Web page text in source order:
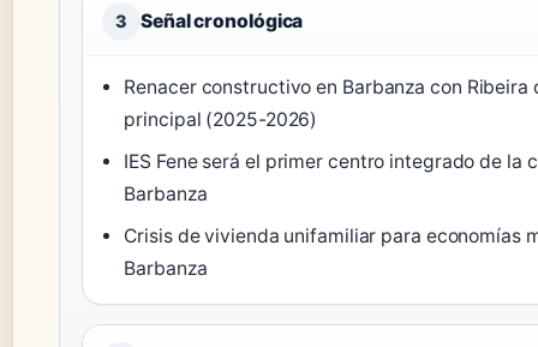
3 Señal cronológica
Renacer constructivo en Barbanza con Ribeira
principal (2025-2026)
IES Fene será el primer centro integrado de la
Barbanza
Crisis de vivienda unifamiliar para economías
Barbanza